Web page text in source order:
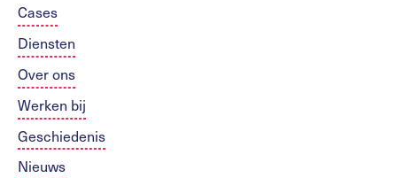
Cases
Diensten
Over ons
Werken bij
Geschiedenis
Nieuws